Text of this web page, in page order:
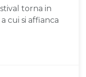
torna in
cui si affianca